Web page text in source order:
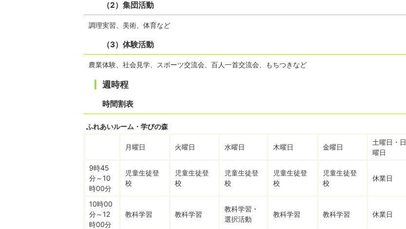
（2）集団活動
調理実習、美術、体育など
（3）体験活動
農業体験、社会見学、スポーツ交流会、百人一首交流会、もちつきなど
週時程
時間割表
ふれあいルーム・学びの森
月曜日 火曜日 水曜日 木曜日 金曜日
土曜日・日
曜日
9時45
分～10
時00分
児童生徒登
校
児童生徒登
校
児童生徒登
校
児童生徒登
校
児童生徒登
校
休業日
10時00
分～12
時00分
教科学習 教科学習
教科学習・
選択活動
教科学習 教科学習 休業日